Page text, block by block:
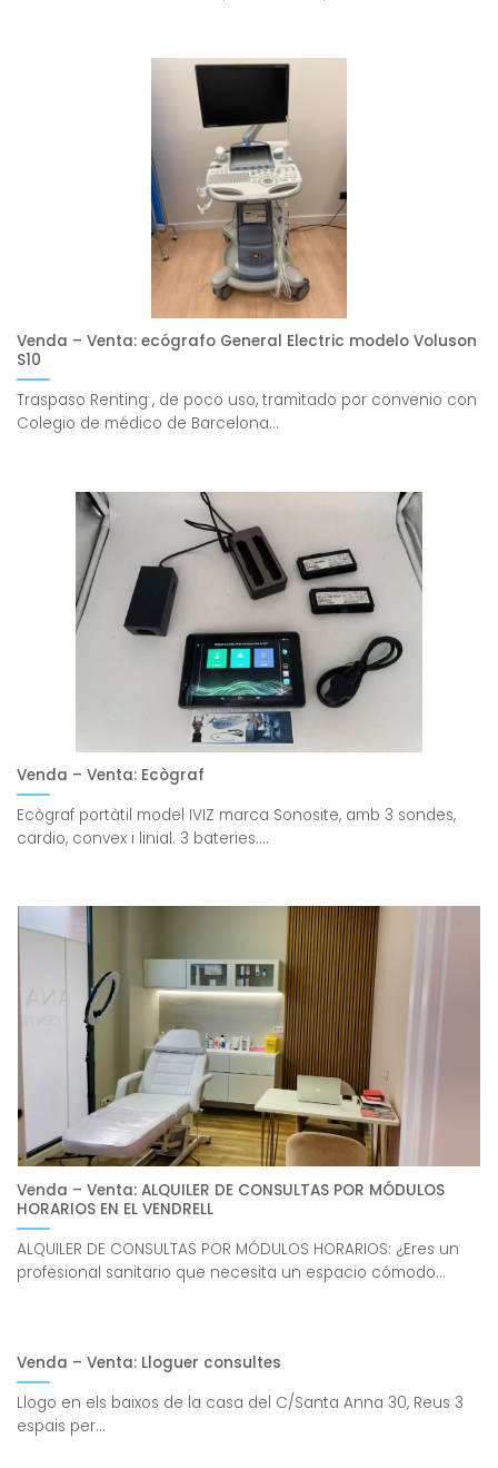
Venda – Venta: ecógrafo General Electric modelo Voluson
S10
Traspaso Renting , de poco uso, tramitado por convenio con
Colegio de médico de Barcelona...
Venda – Venta: Ecògraf
Ecògraf portàtil model IVIZ marca Sonosite, amb 3 sondes,
cardio, convex i linial. 3 bateries....
Venda – Venta: ALQUILER DE CONSULTAS POR MÓDULOS
HORARIOS EN EL VENDRELL
ALQUILER DE CONSULTAS POR MÓDULOS HORARIOS: ¿Eres un
profesional sanitario que necesita un espacio cómodo...
Venda – Venta: Lloguer consultes
Llogo en els baixos de la casa del C/Santa Anna 30, Reus 3
espais per...